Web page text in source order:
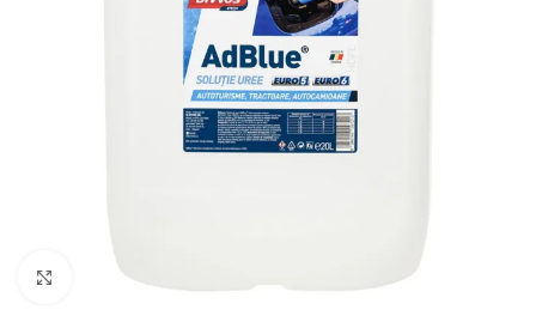
Faceți click pentru a mări